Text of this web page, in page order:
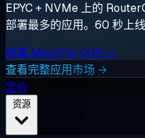
EPYC + NVMe 上的
部署最多的应用。60 秒上线
部署 MikroTik CHR →
查看完整应用市场 →
定价